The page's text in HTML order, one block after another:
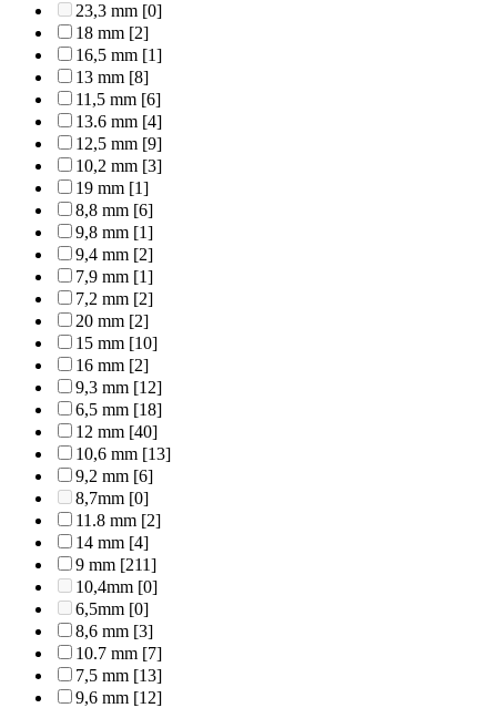
23,3 mm [0]
18 mm [2]
16,5 mm [1]
13 mm [8]
11,5 mm [6]
13.6 mm [4]
12,5 mm [9]
10,2 mm [3]
19 mm [1]
8,8 mm [6]
9,8 mm [1]
9,4 mm [2]
7,9 mm [1]
7,2 mm [2]
20 mm [2]
15 mm [10]
16 mm [2]
9,3 mm [12]
6,5 mm [18]
12 mm [40]
10,6 mm [13]
9,2 mm [6]
8,7mm [0]
11.8 mm [2]
14 mm [4]
9 mm [211]
10,4mm [0]
6,5mm [0]
8,6 mm [3]
10.7 mm [7]
7,5 mm [13]
9,6 mm [12]